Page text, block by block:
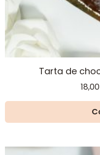
Tarta de
18,00
producto
Este